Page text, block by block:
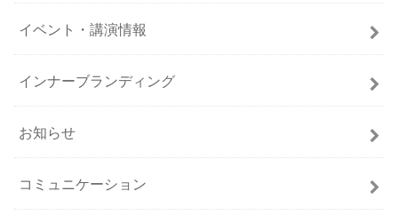
イベント・講演情報
インナーブランディング
お知らせ
コミュニケーション